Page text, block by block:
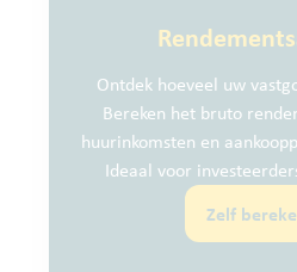
Ontdek hoeveel uw
Bereken het bruto
huurinkomsten en
Ideaal voor
Zelf